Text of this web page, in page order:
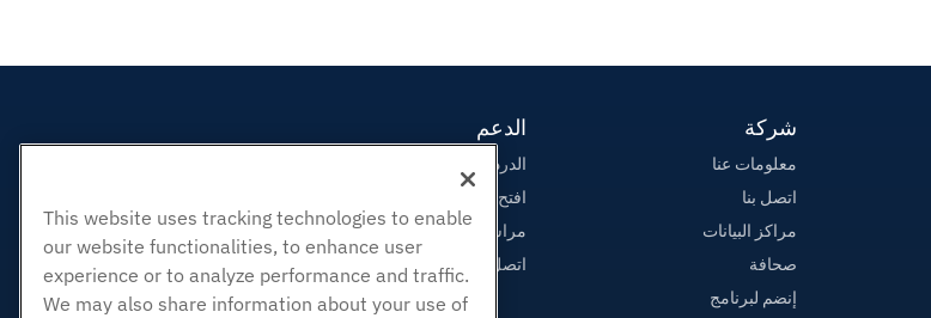
شركة
معلومات عنا
اتصل بنا
مراكز البيانات
صحافة
إنضم لبرنامج
الدعم
الدردشة الحية معنا
افتح تذكرة الدعم
مراسلتنا على البريد الاليكتروني
اتصل بنا (888) 404-1279
This website uses tracking technologies to enable
our website functionalities, to enhance user
experience or to analyze performance and traffic.
We may also share information about your use of